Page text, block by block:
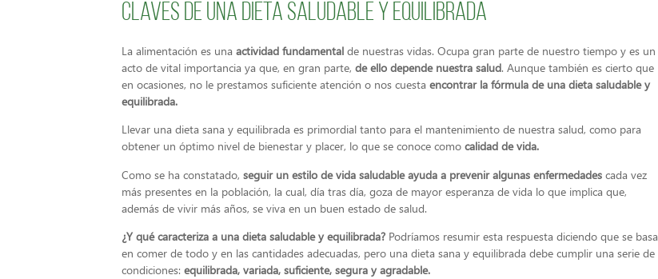
Claves de una dieta saludable y equilibrada
La alimentación es una actividad fundamental de nuestras vidas. Ocupa gran parte de nuestro tiempo y es un
acto de vital importancia ya que, en gran parte, de ello depende nuestra salud. Aunque también es cierto que
en ocasiones, no le prestamos suficiente atención o nos cuesta encontrar la fórmula de una dieta saludable y
equilibrada.
Llevar una dieta sana y equilibrada es primordial tanto para el mantenimiento de nuestra salud, como para
obtener un óptimo nivel de bienestar y placer, lo que se conoce como calidad de vida.
Como se ha constatado, seguir un estilo de vida saludable ayuda a prevenir algunas enfermedades cada vez
más presentes en la población, la cual, día tras día, goza de mayor esperanza de vida lo que implica que,
además de vivir más años, se viva en un buen estado de salud.
¿Y qué caracteriza a una dieta saludable y equilibrada? Podríamos resumir esta respuesta diciendo que se basa
en comer de todo y en las cantidades adecuadas, pero una dieta sana y equilibrada debe cumplir una serie de
condiciones: equilibrada, variada, suficiente, segura y agradable.